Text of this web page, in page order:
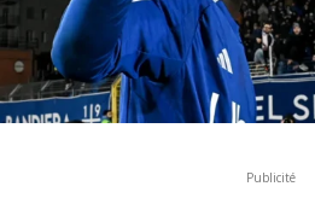
Publicité